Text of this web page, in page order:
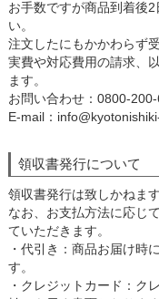
お手数ですが商品到着後
い。
注文したにもかかわらず
実費や対応費用の請求、
ます。
お問い合わせ：0800-
E-mail：
領収書発行について
領収書発行は致しかねま
なお、お支払方法に応じ
ていただきます。
・代引き：商品お届け時
す。
・クレジットカード：ク